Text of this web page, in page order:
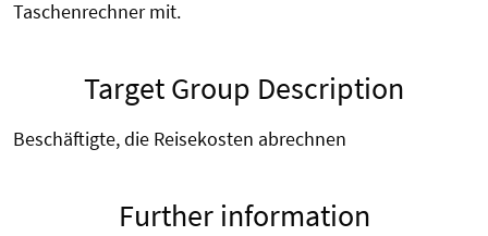
Taschenrechner mit.
Target Group Description
Beschäftigte, die Reisekosten abrechnen
Further information